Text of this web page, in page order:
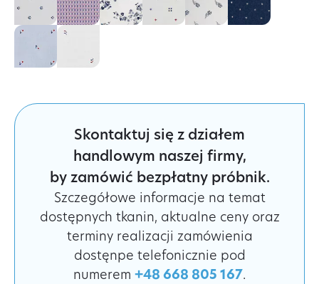
Skontaktuj się z działem
handlowym naszej firmy,
by zamówić bezpłatny próbnik.
Szczegółowe informacje na temat
dostępnych tkanin, aktualne ceny oraz
terminy realizacji zamówienia
dostęnpe telefonicznie pod
numerem +48 668 805 167.